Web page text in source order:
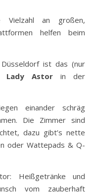
jeder selbst.
und A57 führen in die
Vielzahl an großen,
helfen beim
ist das (nur
Lady Astorin der
Die Zimmer sind